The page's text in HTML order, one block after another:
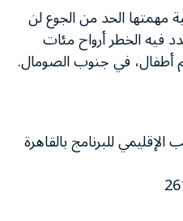
مهمتها الحد من الجوع لن
الخطر أرواح مئات
أطفال، في جنوب الصومال.
للبرنامج بالقاهرة